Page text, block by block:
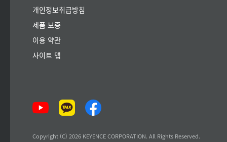
개인정보취급방침
제품 보증
이용 약관
사이트 맵
Copyright (C) 2026 KEYENCE CORPORATION. All Rights Reserved.